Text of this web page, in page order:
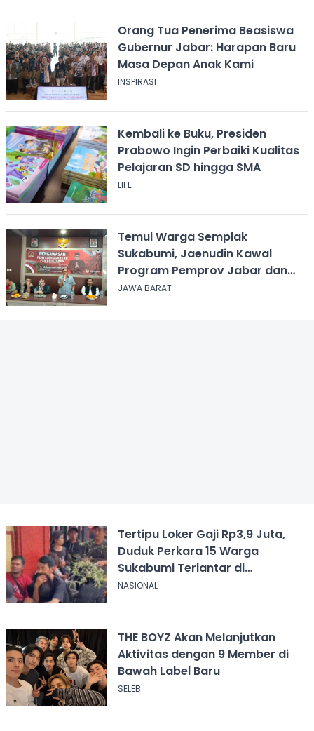
Orang Tua Penerima Beasiswa
Gubernur Jabar: Harapan Baru
Masa Depan Anak Kami
INSPIRASI
Kembali ke Buku, Presiden
Prabowo Ingin Perbaiki Kualitas
Pelajaran SD hingga SMA
LIFE
Temui Warga Semplak
Sukabumi, Jaenudin Kawal
Program Pemprov Jabar dan
Serap Aspirasi
JAWA BARAT
Tertipu Loker Gaji Rp3,9 Juta,
Duduk Perkara 15 Warga
Sukabumi Terlantar di
Kalimantan
NASIONAL
THE BOYZ Akan Melanjutkan
Aktivitas dengan 9 Member di
Bawah Label Baru
SELEB